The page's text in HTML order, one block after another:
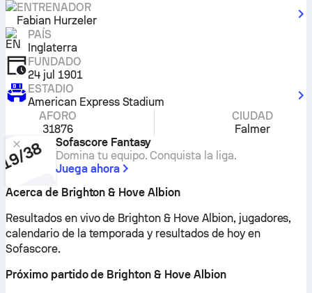
ENTRENADOR
Fabian Hurzeler
PAÍS
Inglaterra
FUNDADO
24 jul 1901
ESTADIO
American Express Stadium
AFORO
31876
CIUDAD
Falmer
Sofascore Fantasy
Domina tu equipo. Conquista la liga.
Juega ahora
Acerca de Brighton & Hove Albion
Resultados en vivo de Brighton & Hove Albion, jugadores,
calendario de la temporada y resultados de hoy en
Sofascore.
Próximo partido de Brighton & Hove Albion